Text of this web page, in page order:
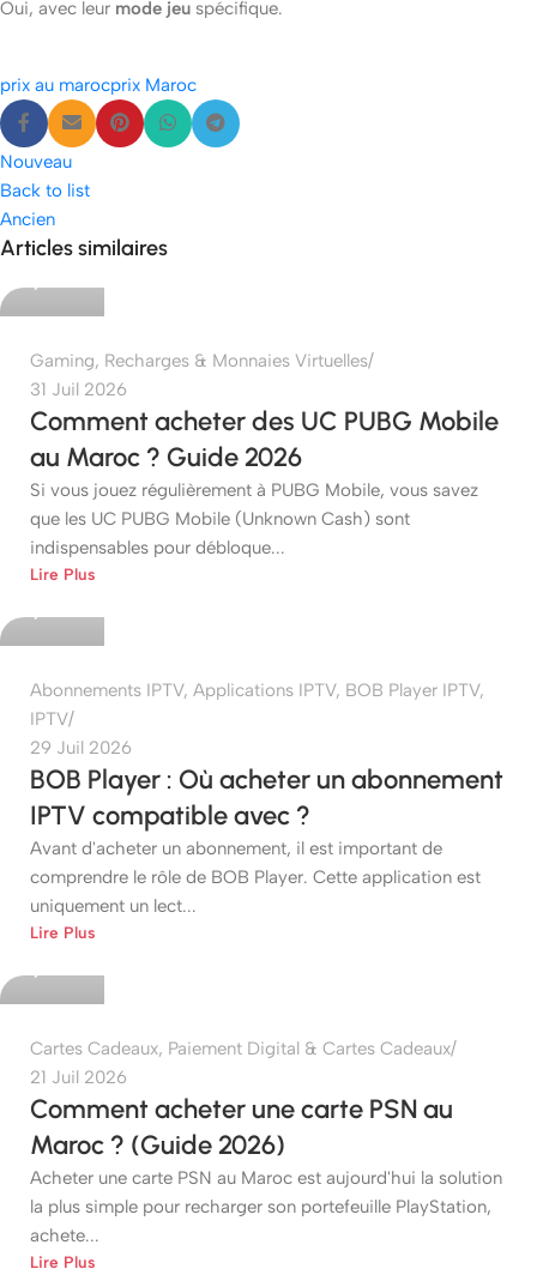
Oui, avec leur mode jeu spécifique.
prix au marocprix Maroc
Nouveau
Back to list
Ancien
Articles similaires
etshop
Gaming, Recharges & Monnaies Virtuelles
31 Juil 2026
Comment acheter des UC PUBG Mobile
au Maroc ? Guide 2026
Si vous jouez régulièrement à PUBG Mobile, vous savez
que les UC PUBG Mobile (Unknown Cash) sont
indispensables pour débloque...
Lire Plus
etshop
Abonnements IPTV, Applications IPTV, BOB Player IPTV,
IPTV
29 Juil 2026
BOB Player : Où acheter un abonnement
IPTV compatible avec ?
Avant d'acheter un abonnement, il est important de
comprendre le rôle de BOB Player. Cette application est
uniquement un lect...
Lire Plus
etshop
Cartes Cadeaux, Paiement Digital & Cartes Cadeaux
21 Juil 2026
Comment acheter une carte PSN au
Maroc ? (Guide 2026)
Acheter une carte PSN au Maroc est aujourd'hui la solution
la plus simple pour recharger son portefeuille PlayStation,
achete...
Lire Plus
etshop